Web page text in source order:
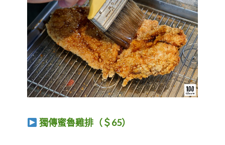
獨傳蜜魯雞排（＄65）